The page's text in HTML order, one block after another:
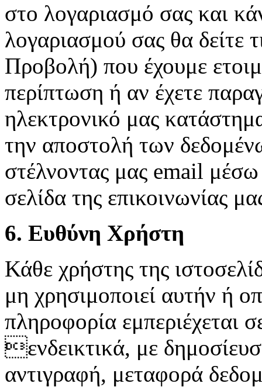
στο λογαριασμό σας και
λογαριασμού σας θα δείτε
Προβολή) που έχουμε
περίπτωση ή αν έχετε
ηλεκτρονικό μας
την αποστολή των
στέλνοντας μας email
σελίδα της επικοινωνίας
6. Ευθύνη Χρήστη
Κάθε χρήστης της
μη χρησιμοποιεί αυτήν ή
πληροφορία εμπεριέχεται
ενδεικτικά, με
αντιγραφή, μεταφορά